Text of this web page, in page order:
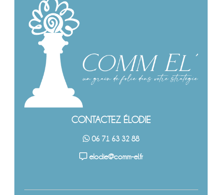
CONTACTEZ ÉLODIE
06 71 63 32 88
elodie@comm-el.fr